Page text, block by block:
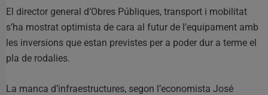
El director general d’Obres Públiques, transport i mobilitat
s’ha mostrat optimista de cara al futur de l’equipament amb
les inversions que estan previstes per a poder dur a terme el
pla de rodalies.
La manca d’infraestructures, segon l’economista José